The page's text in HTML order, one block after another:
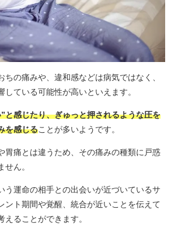
ちの痛みや、違和感などは病気ではなく、
している可能性が高いといえます。
と感じたり、ぎゅっと押されるような圧を
を感じることが多いようです。
胃痛とは違うため、その痛みの種類に戸惑
せん。
う運命の相手との出会いが近づいているサ
ント期間や覚醒、統合が近いことを伝えて
えることができます。